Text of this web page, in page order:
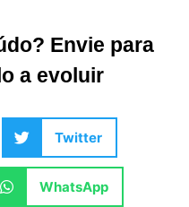
Envie para
a evoluir
Twitter
WhatsApp